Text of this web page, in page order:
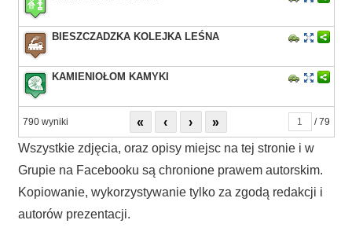
BIESZCZADZKA KOLEJKA LEŚNA
KAMIENIOŁOM KAMYKI
790 wyniki « ‹ › » / 79
Wszystkie zdjęcia, oraz opisy miejsc na tej stronie i w
Grupie na Facebooku są chronione prawem autorskim.
Kopiowanie, wykorzystywanie tylko za zgodą redakcji i
autorów prezentacji.